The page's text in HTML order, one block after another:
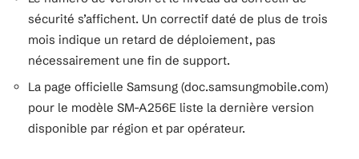
sécurité s’affichent. Un correctif daté de plus de trois
mois indique un retard de déploiement, pas
nécessairement une fin de support.
La page officielle Samsung (doc.samsungmobile.com)
pour le modèle SM-A256E liste la dernière version
disponible par région et par opérateur.